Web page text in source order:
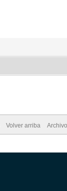
Volver arriba